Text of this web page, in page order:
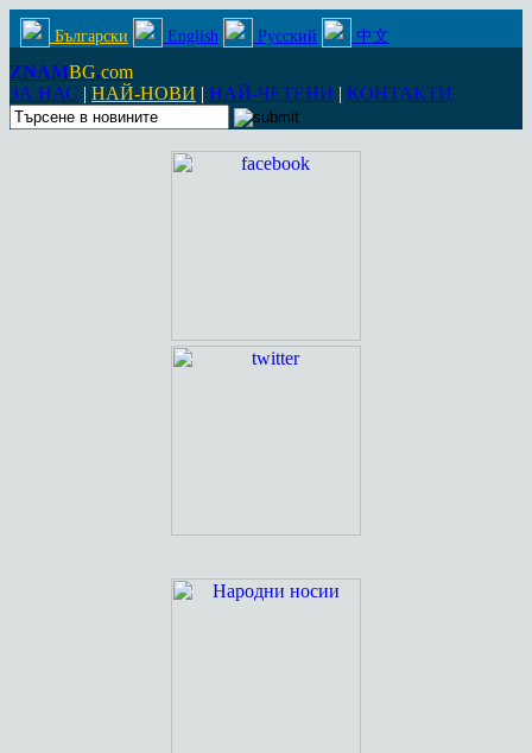
Български English Русский 中文
ZNAMBG.com
ЗА НАС | НАЙ-НОВИ | НАЙ-ЧЕТЕНИ | КОНТАКТИ